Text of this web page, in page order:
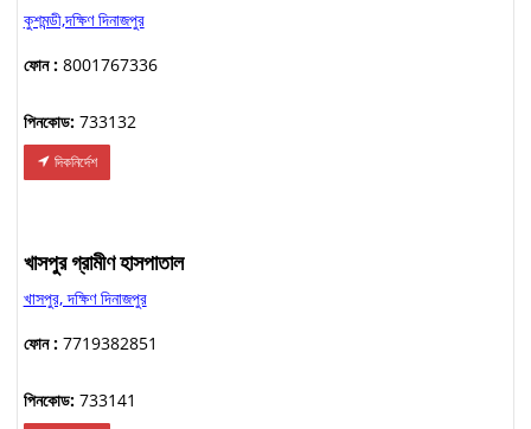
কুশমন্ডী,দক্ষিণ দিনাজপুর
ফোন :8001767336
পিনকোড:733132
দিকনির্দেশ
খাসপুর গ্রামীণ হাসপাতাল
খাসপুর, দক্ষিণ দিনাজপুর
ফোন :7719382851
পিনকোড:733141